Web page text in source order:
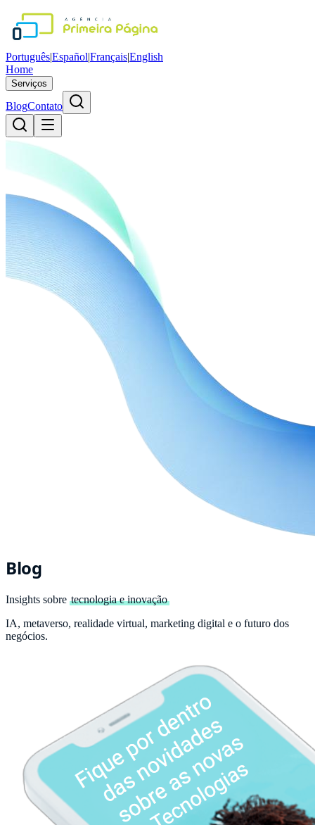
Português|Español|Français|English
Home
Serviços
BlogContato
Blog
Insights sobre tecnologia e inovação
IA, metaverso, realidade virtual, marketing digital e o futuro dos
negócios.